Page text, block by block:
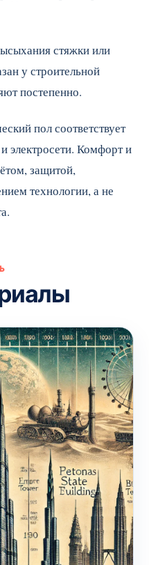
стяжки или
у строительной
постепенно.
пол соответствует
электросети. Комфорт и
защитой,
технологии, а не